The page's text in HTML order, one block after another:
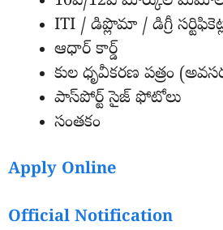
ITI / డిప్లొమా / డిగ్రీ
ఆధార్ కార్డ్
కుల ధృవీకరణ పత్రం
పాస్‌పోర్ట్ సైజ్ ఫోటోలు
సంతకం
Apply Online
Official Notification